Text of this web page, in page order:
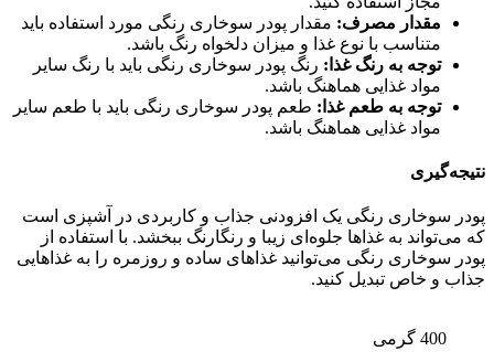
مقدار مصرف: مقدار پودر سوخاری رنگی مورد استفاده باید
متناسب با نوع غذا و میزان دلخواه رنگ باشد.
توجه به رنگ غذا: رنگ پودر سوخاری رنگی باید با رنگ سایر
مواد غذایی هماهنگ باشد.
توجه به طعم غذا: طعم پودر سوخاری رنگی باید با طعم سایر
مواد غذایی هماهنگ باشد.
نتیجه‌گیری
پودر سوخاری رنگی یک افزودنی جذاب و کاربردی در آشپزی است
که می‌تواند به غذاها جلوه‌ای زیبا و رنگارنگ ببخشد. با استفاده از
پودر سوخاری رنگی می‌توانید غذاهای ساده و روزمره را به غذاهایی
جذاب و خاص تبدیل کنید.
400 گرمی